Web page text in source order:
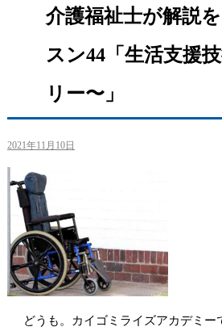
介護福祉士が解説
スン44「生活支援
リー〜」
2021年11月10日
どうも。カイゴミライズアカデミー